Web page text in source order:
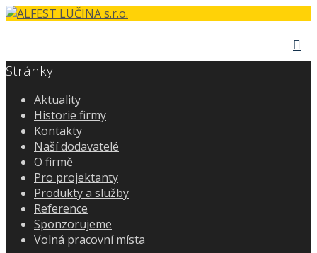
Stránky
Aktuality
Historie firmy
Kontakty
Naší dodavatelé
O firmě
Pro projektanty
Produkty a služby
Reference
Sponzorujeme
Volná pracovní místa